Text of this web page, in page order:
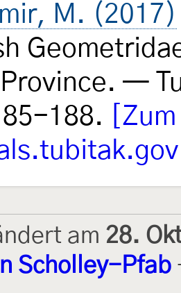
M. (2017)
—
188.
am 28.
Scholley-Pfab